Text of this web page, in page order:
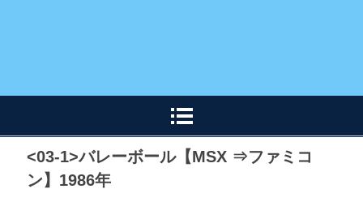
<03-1>バレーボール【MSX ⇒ファミコ
ン】1986年